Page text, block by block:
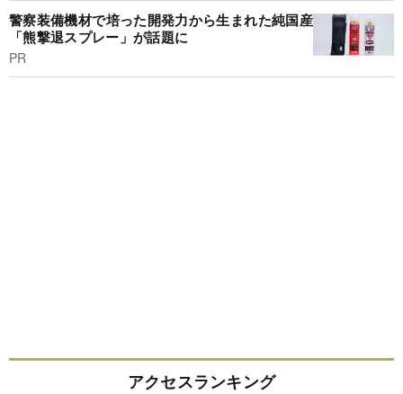
警察装備機材で培った開発力から生まれた純国産
「熊撃退スプレー」が話題に
PR
アクセスランキング